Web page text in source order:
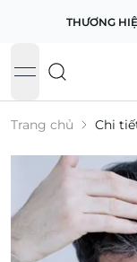
THƯƠNG
open
Trang chủ Chi